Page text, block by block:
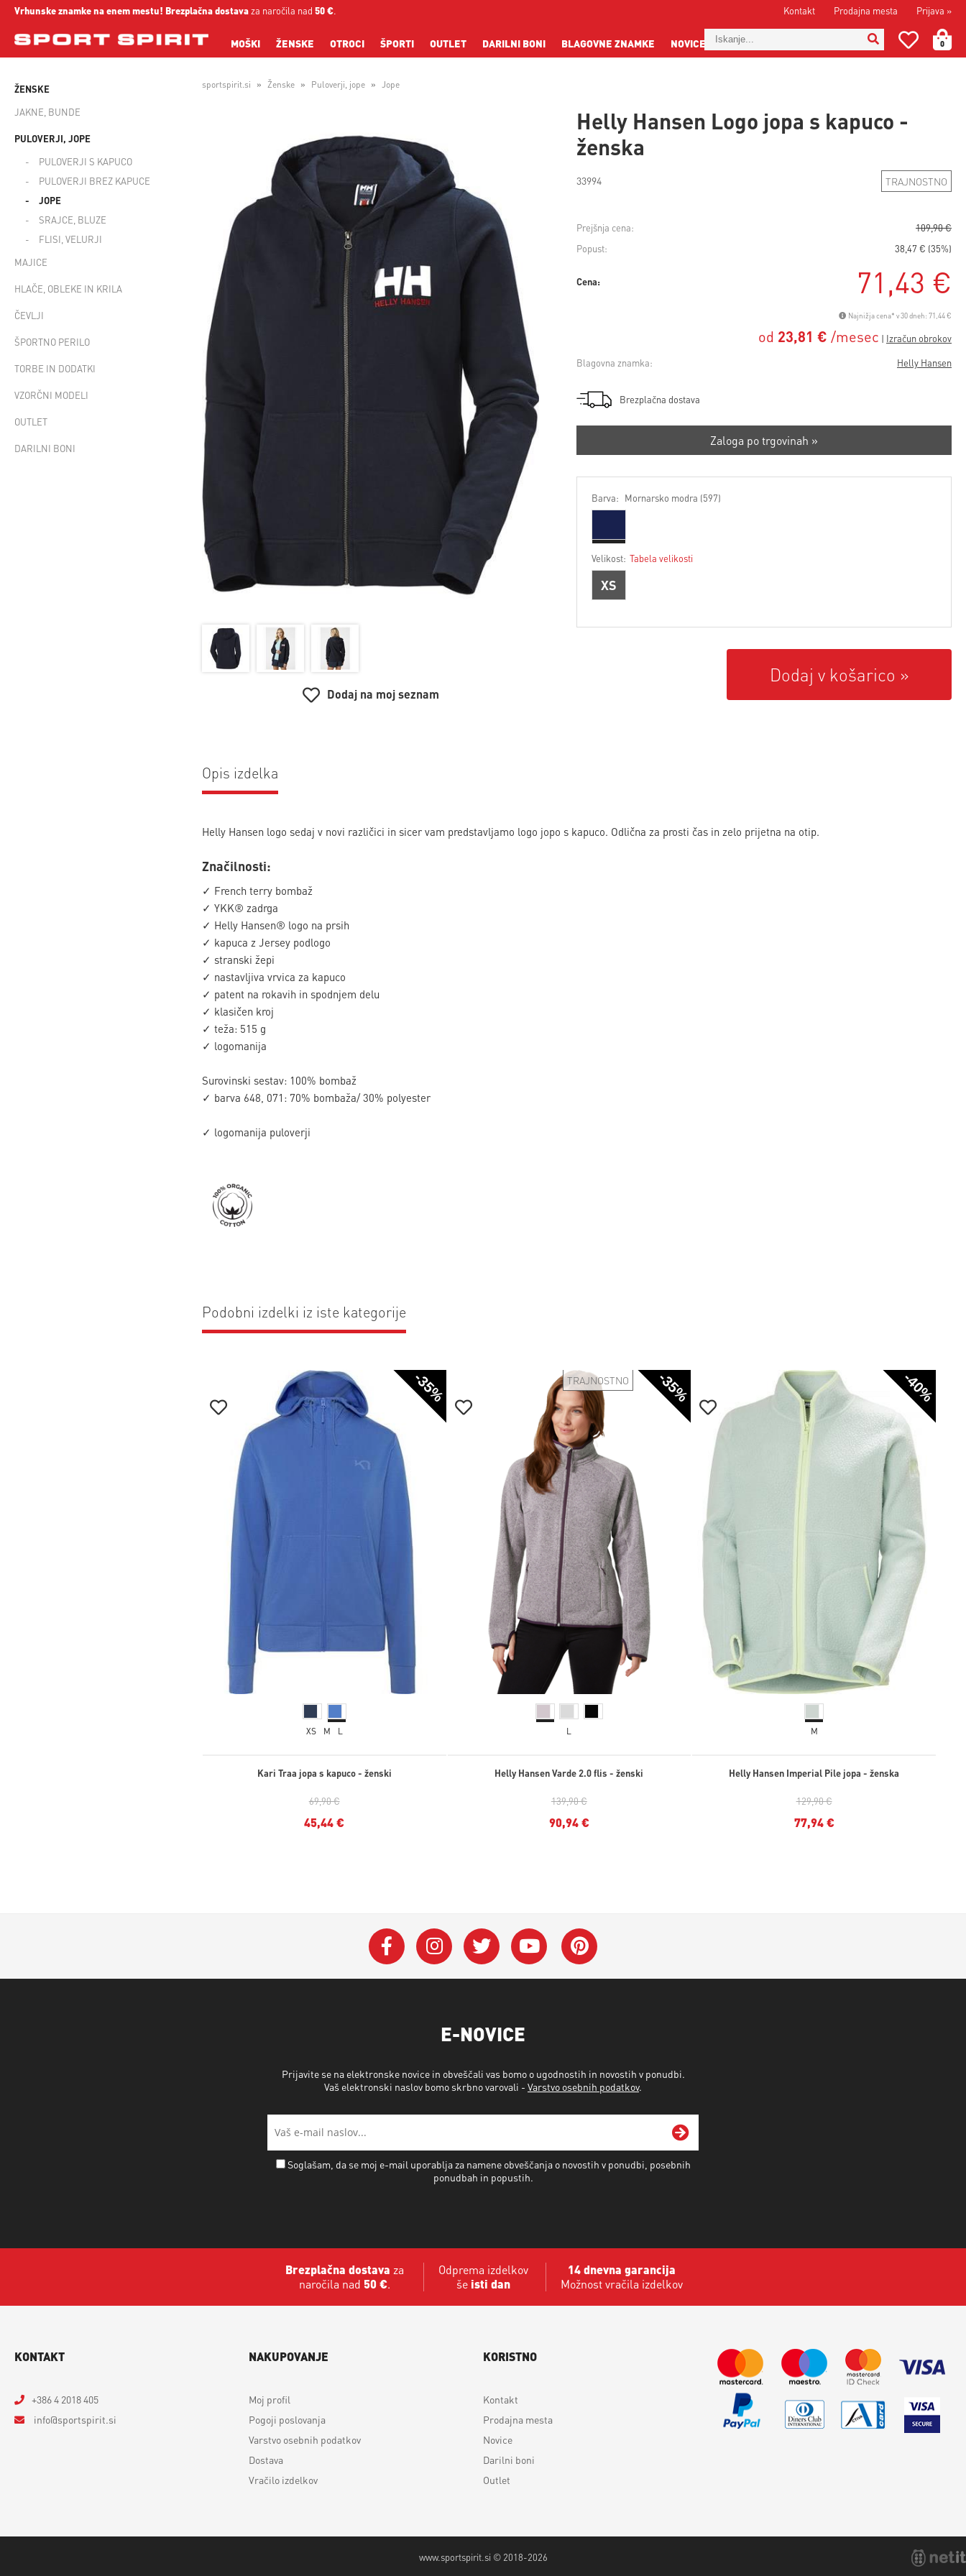
Prijava »
Kontakt Prodajna mesta
Vrhunske znamke na enem mestu! Brezplačna dostavaza naročila nad 50 €.
0
MOŠKI ŽENSKE OTROCI ŠPORTI OUTLET DARILNI BONI BLAGOVNE ZNAMKE NOVICE
ŽENSKE
JAKNE, BUNDE
PULOVERJI, JOPE
PULOVERJI S KAPUCO
PULOVERJI BREZ KAPUCE
JOPE
SRAJCE, BLUZE
FLISI, VELURJI
MAJICE
HLAČE, OBLEKE IN KRILA
ČEVLJI
ŠPORTNO PERILO
TORBE IN DODATKI
VZORČNI MODELI
OUTLET
DARILNI BONI
sportspirit.si Ženske Puloverji, jope Jope
Helly Hansen Logo jopa s kapuco -
ženska
33994 TRAJNOSTNO
Dodaj na moj seznam
Prejšnja cena:
109,90 €
Popust:
38,47 € (35%)
Cena: 71,43 €
Najnižja cena* v 30 dneh: 71,44 €
od 23,81 € /mesec
Blagovna znamka: Helly Hansen
Brezplačna dostava
Zaloga po trgovinah »
Barva: Mornarsko modra (597)
Velikost: Tabela velikosti
XS
Dodaj v košarico
Opis izdelka
Helly Hansen logo sedaj v novi različici in sicer vam predstavljamo logo jopo s kapuco. Odlična za prosti čas in zelo prijetna na otip.
Značilnosti:
✓ French terry bombaž
✓ YKK® zadrga
✓ Helly Hansen® logo na prsih
✓ kapuca z Jersey podlogo
✓ stranski žepi
✓ nastavljiva vrvica za kapuco
✓ patent na rokavih in spodnjem delu
✓ klasičen kroj
✓ teža: 515 g
✓ logomanija
Surovinski sestav: 100% bombaž
✓ barva 648, 071: 70% bombaža/ 30% polyester
✓ logomanija puloverji
Podobni izdelki iz iste kategorije
-35%
XS M L
Kari Traa jopa s kapuco - ženski
69,90 €
45,44 €
-35%
TRAJNOSTNO
L
Helly Hansen Varde 2.0 flis - ženski
139,90 €
90,94 €
-40%
M
Helly Hansen Imperial Pile jopa - ženska
129,90 €
77,94 €
E-NOVICE
Prijavite se na elektronske novice in obveščali vas bomo o ugodnostih in novostih v ponudbi.
Vaš elektronski naslov bomo skrbno varovali - Varstvo osebnih podatkov.
Soglašam, da se moj e-mail uporablja za namene obveščanja o novostih v ponudbi, posebnih
ponudbah in popustih.
Brezplačna dostava za
naročila nad 50 €.
Odprema izdelkov
še isti dan
14 dnevna garancija
Možnost vračila izdelkov
KONTAKT
+386 4 2018 405
info
sportspirit.si
NAKUPOVANJE
Moj profil
Pogoji poslovanja
Varstvo osebnih podatkov
Dostava
Vračilo izdelkov
KORISTNO
Kontakt
Prodajna mesta
Novice
Darilni boni
Outlet
www.sportspirit.si © 2018-2026